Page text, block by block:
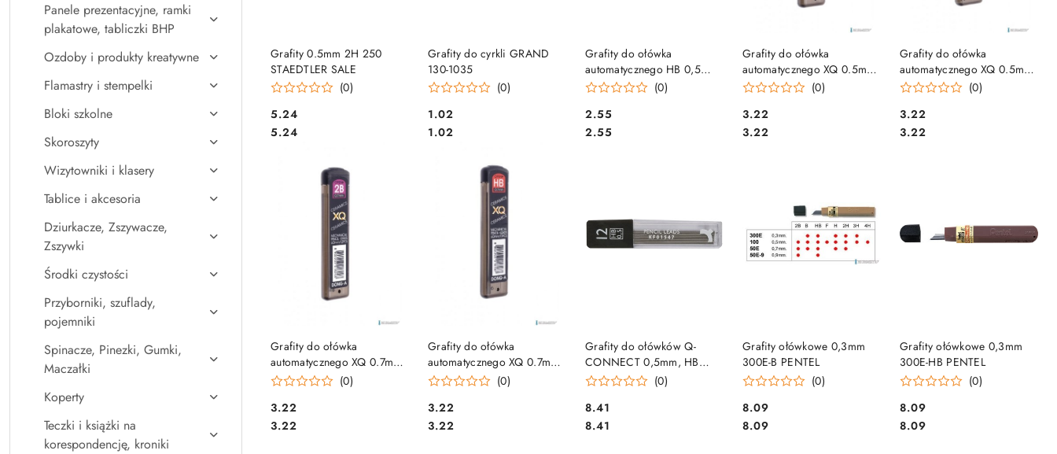
Panele prezentacyjne, ramki
plakatowe, tabliczki BHP
Ozdoby i produkty kreatywne
Flamastry i stempelki
Bloki szkolne
Skoroszyty
Wizytowniki i klasery
Tablice i akcesoria
Dziurkacze, Zszywacze,
Zszywki
Środki czystości
Przyborniki, szuflady,
pojemniki
Spinacze, Pinezki, Gumki,
Maczałki
Koperty
Teczki i książki na
korespondencję, kroniki
Grafity 0.5mm 2H 250
STAEDTLER SALE
(0)
Cena:
5.24
Cena:
5.24
DO KOSZYKA
Grafity do cyrkli GRAND
130-1035
(0)
Cena:
1.02
Cena:
1.02
DO KOSZYKA
Grafity do ołówka
automatycznego HB 0,5
PPL-5-HB PILOT(0)
Cena:
2.55
Cena:
2.55
DO KOSZYKA
Grafity do ołówka
automatycznego XQ 0.5mm
2B DONG-A (0)
Cena:
3.22
Cena:
3.22
DO KOSZYKA
Grafity do ołówka
automatycznego XQ 0.5mm
B DONG-A
(0)
Cena:
3.22
Cena:
3.22
DO KOSZYKA
Grafity do ołówka
automatycznego XQ 0.7mm
2B DONG-A TT5266
(0)
Cena:
3.22
Cena:
3.22
DO KOSZYKA
Grafity do ołówka
automatycznego XQ 0.7mm
HB DONG-A (0)
Cena:
3.22
Cena:
3.22
DO KOSZYKA
Grafity do ołówków Q-
CONNECT 0,5mm, HB
KF01547
(0)
Cena:
8.41
Cena:
8.41
DO KOSZYKA
Grafity ołówkowe 0,3mm
300E-B PENTEL
(0)
Cena:
8.09
Cena:
8.09
DO KOSZYKA
Grafity ołówkowe 0,3mm
300E-HB PENTEL
(0)
Cena:
8.09
Cena:
8.09
DO KOSZYKA